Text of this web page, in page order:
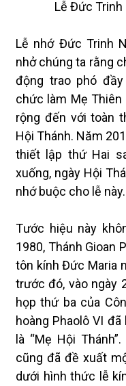
Lễ Đức Trinh
Lễ nhớ Đức Trinh
nhở chúng ta rằng
động trao phó
chức làm Mẹ
rộng đến với toàn
Hội Thánh. Năm
thiết lập thứ Hai
xuống, ngày Hội
nhớ buộc cho lễ này.
Tước hiệu này
1980, Thánh Gioan
tôn kính Đức Maria
trước đó, vào ngày
họp thứ ba của
hoàng Phaolô VI
là “Mẹ Hội
cũng đã đề xuất
dưới hình thức lễ